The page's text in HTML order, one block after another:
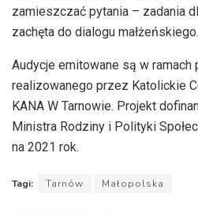
zamieszczać pytania – zadania
zachęta do dialogu małżeńskiego.
Audycje emitowane są w ramach
realizowanego przez Katolickie
KANA W Tarnowie. Projekt
Ministra Rodziny i Polityki
na 2021 rok.
Tagi: Tarnów Małopolska